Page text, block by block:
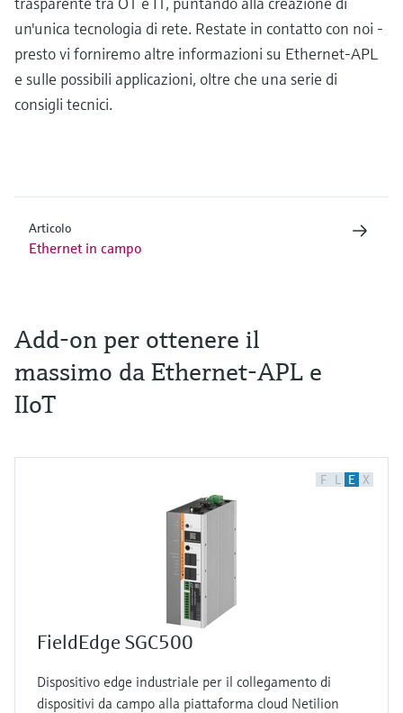
un'unica tecnologia di rete. Restate in contatto con noi -
presto vi forniremo altre informazioni su Ethernet-APL
e sulle possibili applicazioni, oltre che una serie di
consigli tecnici.
Articolo
Ethernet in campo
Add-on per ottenere il
massimo da Ethernet-APL e
IIoT
F L E X
FieldEdge SGC500
Dispositivo edge industriale per il collegamento di
dispositivi da campo alla piattaforma cloud Netilion